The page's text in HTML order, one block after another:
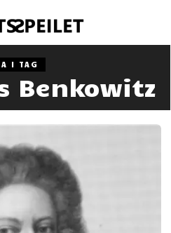
I TAG
Benkowitz